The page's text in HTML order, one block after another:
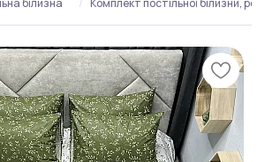
білизна Комплект постільної білизни,